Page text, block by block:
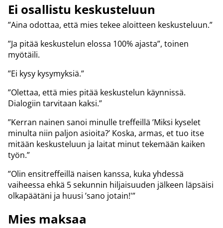
Ei osallistu keskusteluun
”Aina odottaa, että mies tekee aloitteen keskusteluun.”
”Ja pitää keskustelun elossa 100% ajasta”, toinen
myötäili.
”Ei kysy kysymyksiä.”
”Olettaa, että mies pitää keskustelun käynnissä.
Dialogiin tarvitaan kaksi.”
”Kerran nainen sanoi minulle treffeillä ’Miksi kyselet
minulta niin paljon asioita?’ Koska, armas, et tuo itse
mitään keskusteluun ja laitat minut tekemään kaiken
työn.”
”Olin ensitreffeillä naisen kanssa, kuka yhdessä
vaiheessa ehkä 5 sekunnin hiljaisuuden jälkeen läpsäisi
olkapäätäni ja huusi ’sano jotain!'”
Mies maksaa